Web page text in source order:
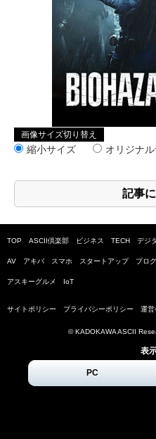
画像サイズ切り替え
縮小サイズ オリジナ
記事
TOP ASCII倶楽部 ビジネス TECH デジ
AV アキバ スマホ スタートアップ プロ
アスキーグルメ IoT
サイトポリシー プライバシーポリシー 運営
© KADOKAWA ASCII
表
PC